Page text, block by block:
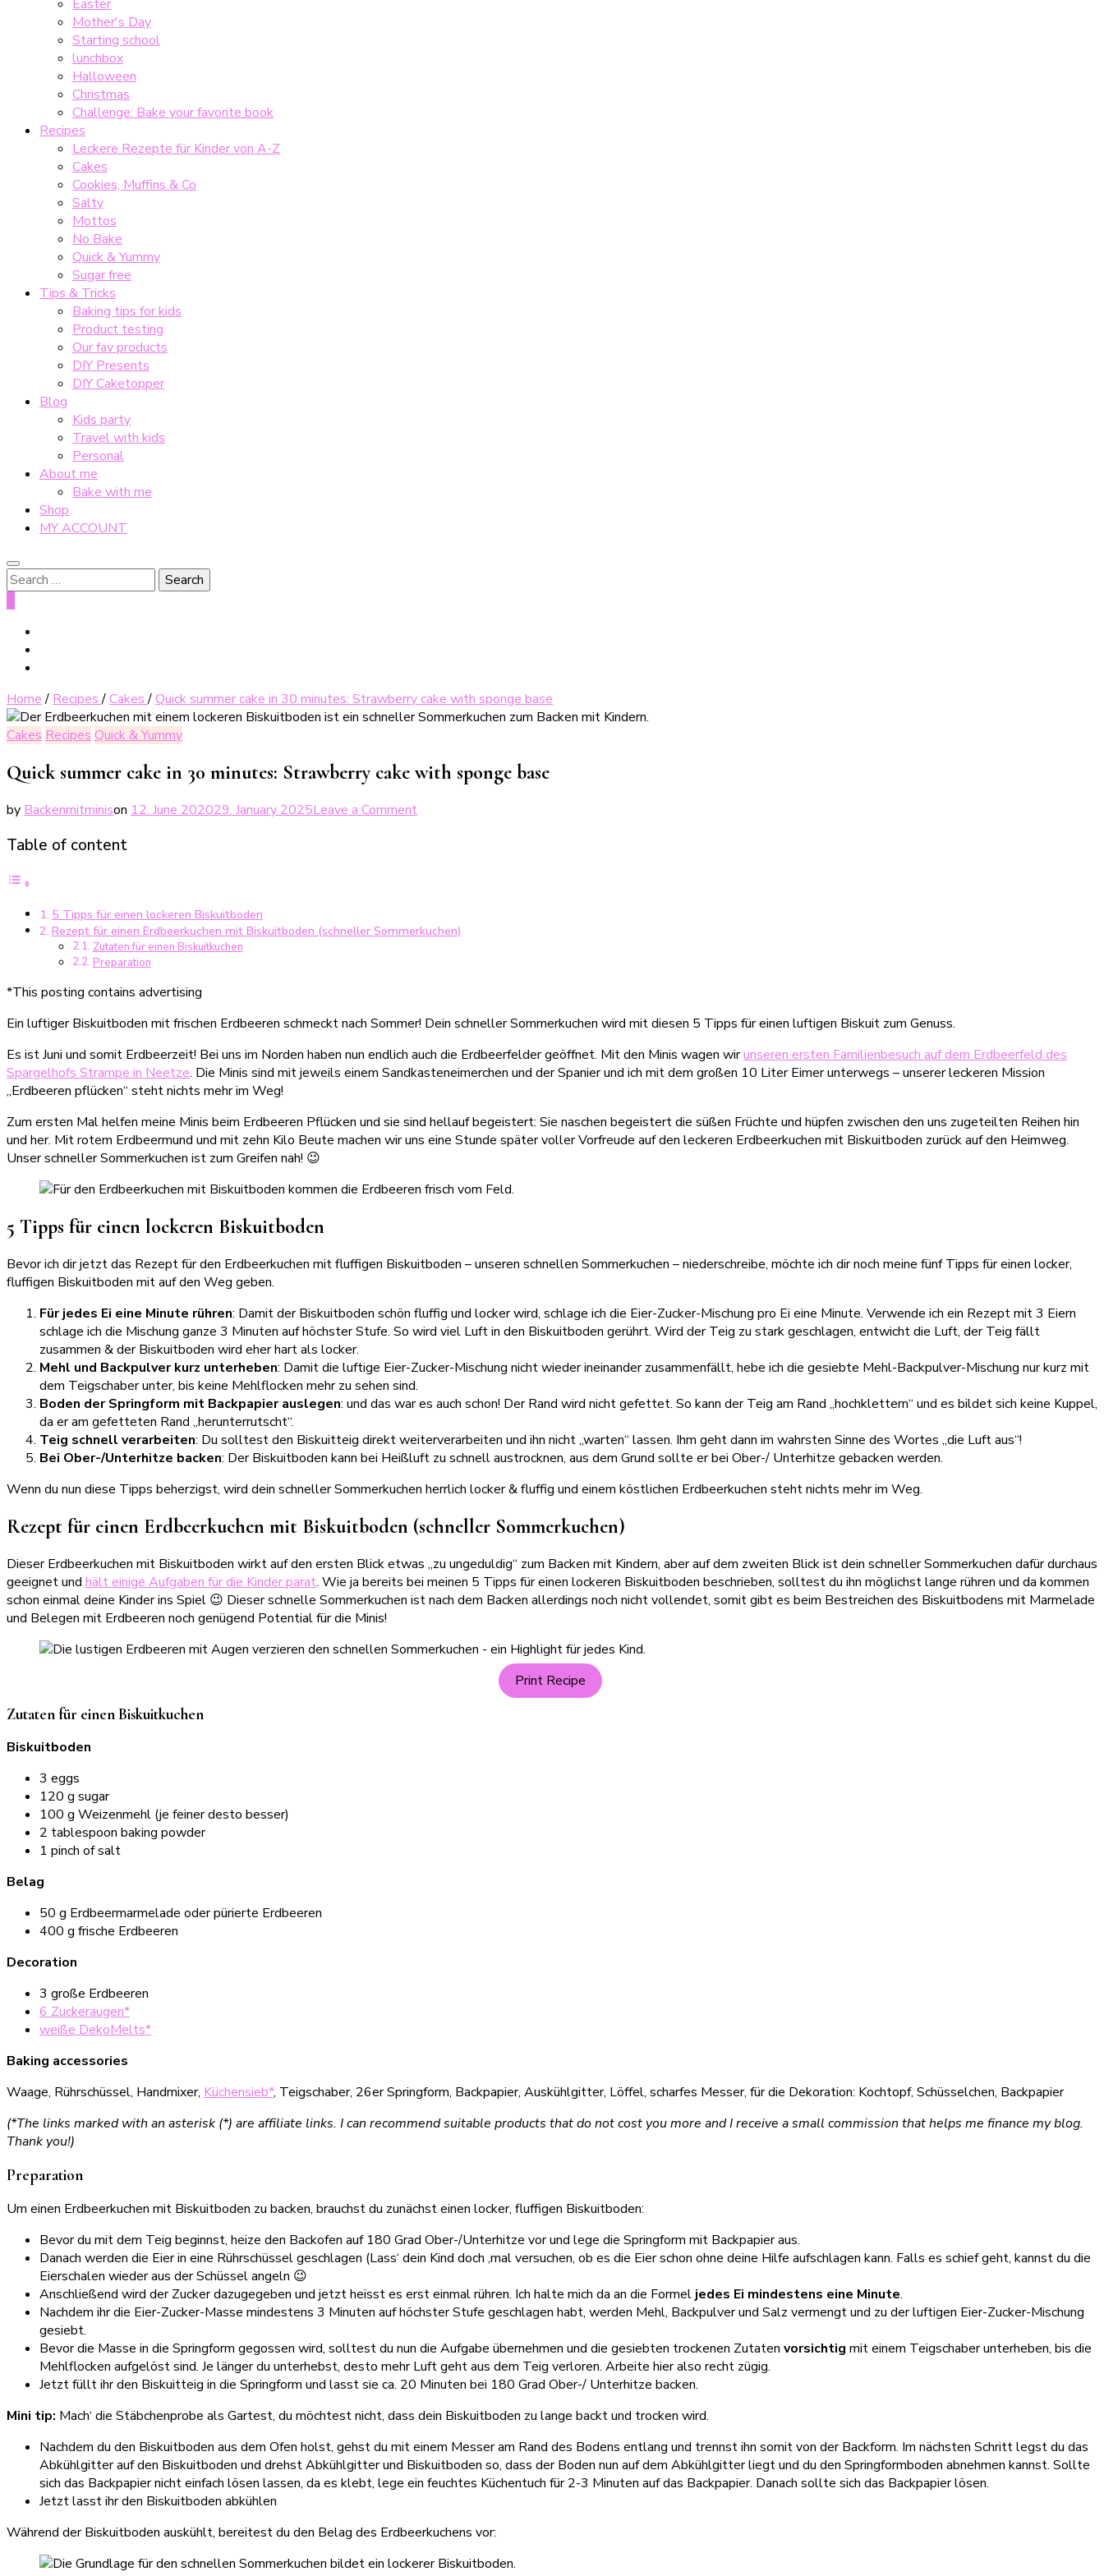
Easter
Mother's Day
Starting school
lunchbox
Halloween
Christmas
Challenge: Bake your favorite book
Recipes
Leckere Rezepte für Kinder von A-Z
Cakes
Cookies, Muffins & Co
Salty
Mottos
No Bake
Quick & Yummy
Sugar free
Tips & Tricks
Baking tips for kids
Product testing
Our fav products
DIY Presents
DIY Caketopper
Blog
Kids party
Travel with kids
Personal
About me
Bake with me
Shop
MY ACCOUNT
Search
for:
Home / Recipes/Cakes/Quick summer cake in 30 minutes: Strawberry cake with sponge base
Cakes Recipes Quick & Yummy
Quick summer cake in 30 minutes: Strawberry cake with sponge base
by Backenmitminison 12. June 202029. January 2025Leave a Commenton
mit
Table of content
5 Tipps für einen lockeren Biskuitboden
Rezept für einen Erdbeerkuchen mit Biskuitboden (schneller Sommerkuchen)
Zutaten für einen Biskuitkuchen
Preparation
*This posting contains advertising
Ein luftiger Biskuitboden mit frischen Erdbeeren schmeckt nach Sommer! Dein schneller Sommerkuchen wird mit diesen 5 Tipps für einen luftigen Biskuit zum Genuss.
Es ist Juni und somit Erdbeerzeit! Bei uns im Norden haben nun endlich auch die Erdbeerfelder geöffnet. Mit den Minis wagen wirunseren ersten Familienbesuch auf dem Erdbeerfeld des
Spargelhofs Strampe in Neetze. Die Minis sind mit jeweils einem Sandkasteneimerchen und der Spanier und ich mit dem großen 10 Liter Eimer unterwegs – unserer leckeren Mission
„Erdbeeren pflücken“ steht nichts mehr im Weg!
Zum ersten Mal helfen meine Minis beim Erdbeeren Pflücken und sie sind hellauf begeistert: Sie naschen begeistert die süßen Früchte und hüpfen zwischen den uns zugeteilten Reihen hin
und her. Mit rotem Erdbeermund und mit zehn Kilo Beute machen wir uns eine Stunde später voller Vorfreude auf den leckeren Erdbeerkuchen mit Biskuitboden zurück auf den Heimweg.
Unser schneller Sommerkuchen ist zum Greifen nah! 😉
5 Tipps für einen lockeren Biskuitboden
Bevor ich dir jetzt das Rezept für den Erdbeerkuchen mit fluffigen Biskuitboden – unseren schnellen Sommerkuchen – niederschreibe, möchte ich dir noch meine fünf Tipps für einen locker,
fluffigen Biskuitboden mit auf den Weg geben.
Für jedes Ei eine Minute rühren: Damit der Biskuitboden schön fluffig und locker wird, schlage ich die Eier-Zucker-Mischung pro Ei eine Minute. Verwende ich ein Rezept mit 3 Eiern
schlage ich die Mischung ganze 3 Minuten auf höchster Stufe. So wird viel Luft in den Biskuitboden gerührt. Wird der Teig zu stark geschlagen, entwicht die Luft, der Teig fällt
zusammen & der Biskuitboden wird eher hart als locker.
Mehl und Backpulver kurz unterheben: Damit die luftige Eier-Zucker-Mischung nicht wieder ineinander zusammenfällt, hebe ich die gesiebte Mehl-Backpulver-Mischung nur kurz mit
dem Teigschaber unter, bis keine Mehlflocken mehr zu sehen sind.
Boden der Springform mit Backpapier auslegen: und das war es auch schon! Der Rand wird nicht gefettet. So kann der Teig am Rand „hochklettern“ und es bildet sich keine Kuppel,
da er am gefetteten Rand „herunterrutscht“.
Teig schnell verarbeiten: Du solltest den Biskuitteig direkt weiterverarbeiten und ihn nicht „warten“ lassen. Ihm geht dann im wahrsten Sinne des Wortes „die Luft aus“!
Bei Ober-/Unterhitze backen: Der Biskuitboden kann bei Heißluft zu schnell austrocknen, aus dem Grund sollte er bei Ober-/ Unterhitze gebacken werden.
Wenn du nun diese Tipps beherzigst, wird dein schneller Sommerkuchen herrlich locker & fluffig und einem köstlichen Erdbeerkuchen steht nichts mehr im Weg.
Rezept für einen Erdbeerkuchen mit Biskuitboden (schneller Sommerkuchen)
Dieser Erdbeerkuchen mit Biskuitboden wirkt auf den ersten Blick etwas „zu ungeduldig“ zum Backen mit Kindern, aber auf dem zweiten Blick ist dein schneller Sommerkuchen dafür durchaus
geeignet und hält einige Aufgaben für die Kinder parat. Wie ja bereits bei meinen 5 Tipps für einen lockeren Biskuitboden beschrieben, solltest du ihn möglichst lange rühren und da kommen
schon einmal deine Kinder ins Spiel 😉 Dieser schnelle Sommerkuchen ist nach dem Backen allerdings noch nicht vollendet, somit gibt es beim Bestreichen des Biskuitbodens mit Marmelade
und Belegen mit Erdbeeren noch genügend Potential für die Minis!
Print Recipe
Zutaten für einen Biskuitkuchen
Biskuitboden
3 eggs
120 g sugar
100 g Weizenmehl (je feiner desto besser)
2 tablespoon baking powder
1 pinch of salt
Belag
50 g Erdbeermarmelade oder pürierte Erdbeeren
400 g frische Erdbeeren
Decoration
3 große Erdbeeren
6 Zuckeraugen*
weiße DekoMelts*
Baking accessories
Waage, Rührschüssel, Handmixer, Küchensieb*, Teigschaber, 26er Springform, Backpapier, Auskühlgitter, Löffel, scharfes Messer, für die Dekoration: Kochtopf, Schüsselchen, Backpapier
(*The links marked with an asterisk (*) are affiliate links. I can recommend suitable products that do not cost you more and I receive a small commission that helps me finance my blog.
Thank you!)
Preparation
Um einen Erdbeerkuchen mit Biskuitboden zu backen, brauchst du zunächst einen locker, fluffigen Biskuitboden:
Bevor du mit dem Teig beginnst, heize den Backofen auf 180 Grad Ober-/Unterhitze vor und lege die Springform mit Backpapier aus.
Danach werden die Eier in eine Rührschüssel geschlagen (Lass‘ dein Kind doch ‚mal versuchen, ob es die Eier schon ohne deine Hilfe aufschlagen kann. Falls es schief geht, kannst du die
Eierschalen wieder aus der Schüssel angeln 😉
Anschließend wird der Zucker dazugegeben und jetzt heisst es erst einmal rühren. Ich halte mich da an die Formel jedes Ei mindestens eine Minute.
Nachdem ihr die Eier-Zucker-Masse mindestens 3 Minuten auf höchster Stufe geschlagen habt, werden Mehl, Backpulver und Salz vermengt und zu der luftigen Eier-Zucker-Mischung
gesiebt.
Bevor die Masse in die Springform gegossen wird, solltest du nun die Aufgabe übernehmen und die gesiebten trockenen Zutaten vorsichtig mit einem Teigschaber unterheben, bis die
Mehlflocken aufgelöst sind. Je länger du unterhebst, desto mehr Luft geht aus dem Teig verloren. Arbeite hier also recht zügig.
Jetzt füllt ihr den Biskuitteig in die Springform und lasst sie ca. 20 Minuten bei 180 Grad Ober-/ Unterhitze backen.
Mini tip: Mach‘ die Stäbchenprobe als Gartest, du möchtest nicht, dass dein Biskuitboden zu lange backt und trocken wird.
Nachdem du den Biskuitboden aus dem Ofen holst, gehst du mit einem Messer am Rand des Bodens entlang und trennst ihn somit von der Backform. Im nächsten Schritt legst du das
Abkühlgitter auf den Biskuitboden und drehst Abkühlgitter und Biskuitboden so, dass der Boden nun auf dem Abkühlgitter liegt und du den Springformboden abnehmen kannst. Sollte
sich das Backpapier nicht einfach lösen lassen, da es klebt, lege ein feuchtes Küchentuch für 2-3 Minuten auf das Backpapier. Danach sollte sich das Backpapier lösen.
Jetzt lasst ihr den Biskuitboden abkühlen
Während der Biskuitboden auskühlt, bereitest du den Belag des Erdbeerkuchens vor: